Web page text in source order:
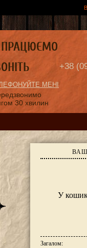
У
Загалом:
+38
МЕНІ
30 хвилин